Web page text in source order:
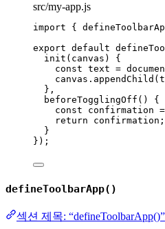
src/my-app.js
import {
export default
init ( canvas )
{
const text =
canvas . appendChild
},
beforeTogglingOff ()
{
const
confirmation =
return confirmation;
}
});
defineToolbarApp()
섹션 제목: “defineToolbarApp()”